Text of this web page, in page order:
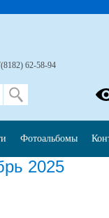
2025
62-58-94
Фотоальбомы